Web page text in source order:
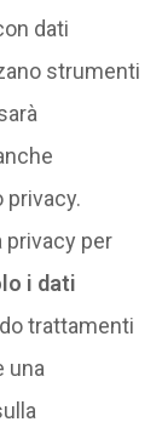
dati
strumenti
privacy.
privacy per
i dati
trattamenti
una